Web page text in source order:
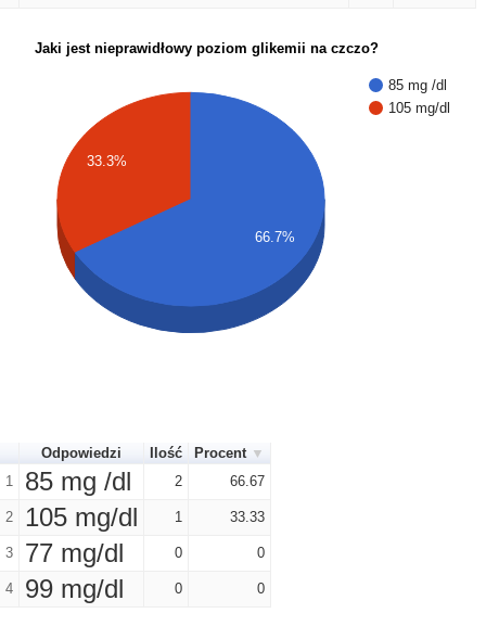
Jaki jest nieprawidłowy poziom glikemii na czczo?
85 mg /dl
105 mg/dl
33.3%
66.7%
Odpowiedzi Ilość
Procent
1
85 mg /dl 2 66.67
2 105 mg/dl 1 33.33
3 77 mg/dl 0 0
4 99 mg/dl 0 0